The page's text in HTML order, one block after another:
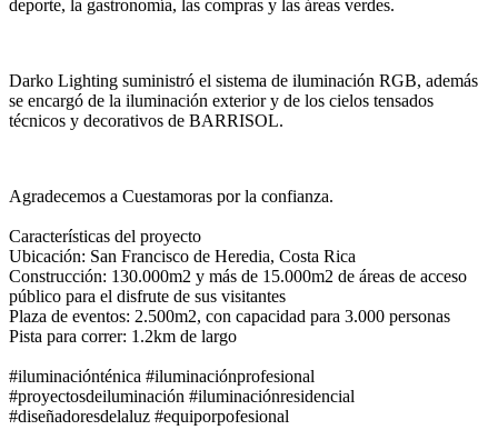
deporte, la gastronomía, las compras y las áreas verdes.
Darko Lighting suministró el sistema de iluminación RGB, además
se encargó de la iluminación exterior y de los cielos tensados
técnicos y decorativos de BARRISOL.
Agradecemos a Cuestamoras por la confianza.
Características del proyecto
Ubicación: San Francisco de Heredia, Costa Rica
Construcción: 130.000m2 y más de 15.000m2 de áreas de acceso
público para el disfrute de sus visitantes
Plaza de eventos: 2.500m2, con capacidad para 3.000 personas
Pista para correr: 1.2km de largo
#iluminaciónténica #iluminaciónprofesional
#proyectosdeiluminación #iluminaciónresidencial
#diseñadoresdelaluz #equiporpofesional